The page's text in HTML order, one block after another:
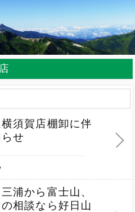
須賀店棚卸に伴
せ
浦から富士山、
相談なら好日山